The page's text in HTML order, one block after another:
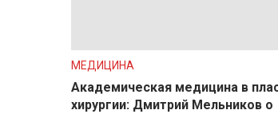
МЕДИЦИНА
Академическая медицина в
хирургии: Дмитрий Мельников о